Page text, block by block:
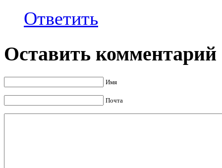
Ответить
Оставить комментарий
Имя
Почта